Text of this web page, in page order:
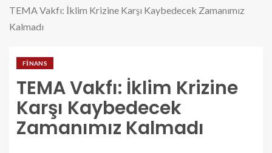
TEMA Vakfı: İklim Krizine Karşı Kaybedecek Zamanımız
Kalmadı
FINANS
TEMA Vakfı: İklim Krizine
Karşı Kaybedecek
Zamanımız Kalmadı